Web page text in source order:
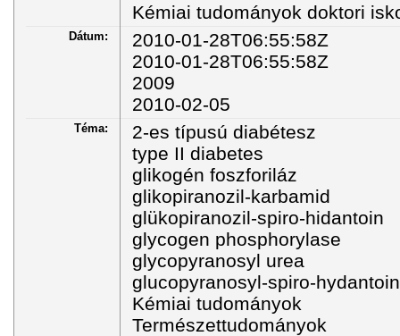
Kémiai tudományok doktori
Dátum:
2010-01-28T06:55:58Z
2010-01-28T06:55:58Z
2009
2010-02-05
Téma:
2-es típusú diabétesz
type II diabetes
glikogén foszforiláz
glikopiranozil-karbamid
glükopiranozil-spiro-hidantoin
glycogen phosphorylase
glycopyranosyl urea
glucopyranosyl-spiro-hydantoin
Kémiai tudományok
Természettudományok